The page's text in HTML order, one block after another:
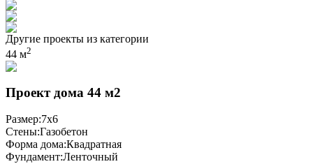
Другие проекты из категории
44 м2
Проект дома 44 м2
Размер:7x6
Стены:Газобетон
Форма дома:Квадратная
Фундамент:Ленточный